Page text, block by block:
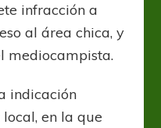
infracción a
al área chica, y
mediocampista.
indicación
en la que